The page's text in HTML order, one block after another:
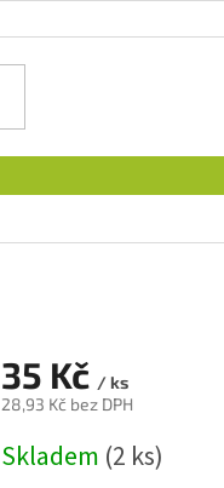
35 Kč / ks
28,93 Kč bez DPH
cena:
Skladem (2 ks)